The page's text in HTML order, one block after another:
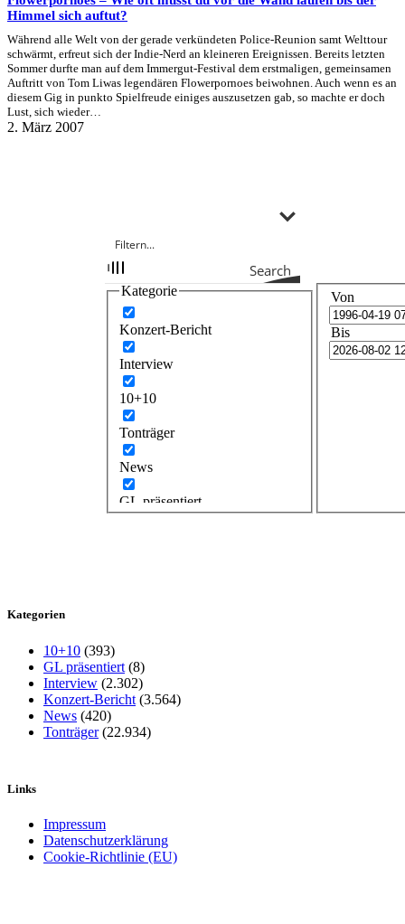
Himmel sich auftut?
Während alle Welt von der gerade verkündeten Police-Reunion samt Welttour
schwärmt, erfreut sich der Indie-Nerd an kleineren Ereignissen. Bereits letzten
Sommer durfte man auf dem Immergut-Festival dem erstmaligen, gemeinsamen
Auftritt von Tom Liwas legendären Flowerpornoes beiwohnen. Auch wenn es an
diesem Gig in punkto Spielfreude einiges auszusetzen gab, so machte er doch
Lust, sich wieder…
2. März 2007
Search
Kategorie
Konzert-Bericht
Interview
10+10
Tonträger
News
GL präsentiert
Von
Bis
Kategorien
10+10 (393)
GL präsentiert (8)
Interview (2.302)
Konzert-Bericht (3.564)
News (420)
Tonträger(22.934)
Links
Impressum
Datenschutzerklärung
Cookie-Richtlinie (EU)